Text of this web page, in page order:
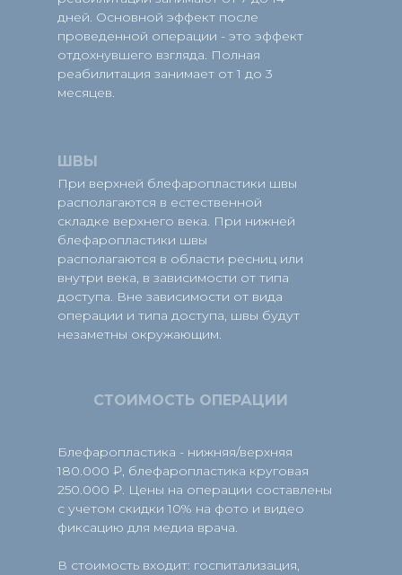
ШВЫ
СТОИМОСТЬ ОПЕРАЦИИ
дней. Основной эффект после
проведенной операции - это эффект
отдохнувшего взгляда. Полная
реабилитация занимает от 1 до 3
месяцев.
При верхней блефаропластики швы
располагаются в естественной
складке верхнего века. При нижней
блефаропластики швы
располагаются в области ресниц или
внутри века, в зависимости от типа
доступа. Вне зависимости от вида
операции и типа доступа, швы будут
незаметны окружающим.
Блефаропластика - нижняя/верхняя
180.000 ₽, блефаропластика круговая
250.000 ₽. Цены на операции составлены
с учетом скидки 10% на фото и видео
фиксацию для медиа врача.
В стоимость входит: госпитализация,